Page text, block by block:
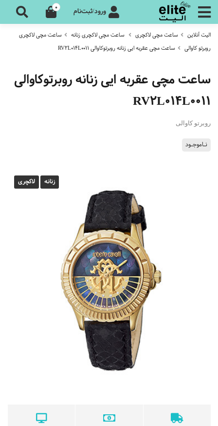
ورود/ثبت‌نام 0
الیت آنلاین ساعت مچی لاکچری ساعت مچی لاکچری زنانه
ساعت مچی لاکچری
روبرتو کاوالی
ساعت مچی عقربه ایی زنانه روبرتوکاوالی RV2L014L0011
ساعت مچی عقربه ایی زنانه روبرتوکاوالی
RV2L014L0011
روبرتو کاوالی
نـاموجـود
زنانه لاکچری